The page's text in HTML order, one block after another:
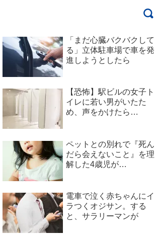
「まだ心臓バクバクして
る」立体駐車場で車を発
進しようとしたら
【恐怖】駅ビルの女子ト
イレに若い男がいたた
め、声をかけたら…
ペットとの別れで『死ん
だら会えないこと』を理
解した4歳児が…
電車で泣く赤ちゃんにイ
ラつくオジサン。する
と、サラリーマンが